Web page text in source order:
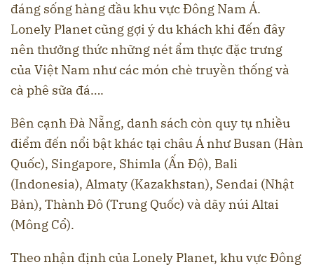
đáng sống hàng đầu khu vực Đông Nam Á.
Lonely Planet cũng gợi ý du khách khi đến đây
nên thưởng thức những nét ẩm thực đặc trưng
của Việt Nam như các món chè truyền thống và
cà phê sữa đá….
Bên cạnh Đà Nẵng, danh sách còn quy tụ nhiều
điểm đến nổi bật khác tại châu Á như Busan (Hàn
Quốc), Singapore, Shimla (Ấn Độ), Bali
(Indonesia), Almaty (Kazakhstan), Sendai (Nhật
Bản), Thành Đô (Trung Quốc) và dãy núi Altai
(Mông Cổ).
Theo nhận định của Lonely Planet, khu vực Đông